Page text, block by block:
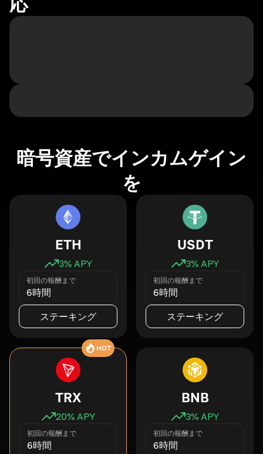
暗号資産でインカムゲイン
を
ETH
3% APY
初回の報酬まで
6時間
ステーキング
USDT
3% APY
初回の報酬まで
6時間
ステーキング
HOT
TRX
20% APY
初回の報酬まで
6時間
BNB
3% APY
初回の報酬まで
6時間